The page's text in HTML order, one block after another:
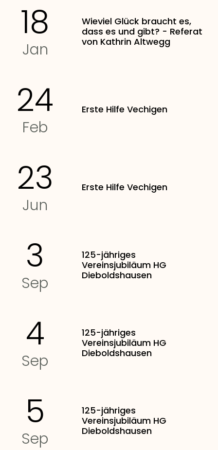
18
Jan
Wieviel Glück braucht es,
dass es und gibt? - Referat
von Kathrin Altwegg
24
Feb
Erste Hilfe Vechigen
23
Jun
Erste Hilfe Vechigen
3
Sep
125-jähriges
Vereinsjubiläum HG
Dieboldshausen
4
Sep
125-jähriges
Vereinsjubiläum HG
Dieboldshausen
5
Sep
125-jähriges
Vereinsjubiläum HG
Dieboldshausen